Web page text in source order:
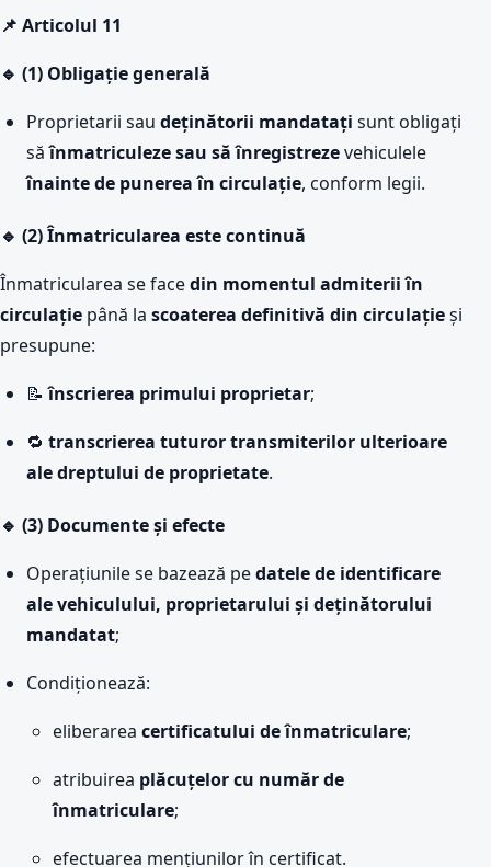
📌 Articolul 11
🔹 (1) Obligație generală
Proprietarii sau deținătorii mandatați sunt obligați
săînmatriculeze sau să înregistrezevehiculele
înainte de punerea în circulație, conform legii.
🔹 (2) Înmatricularea este continuă
Înmatricularea se facedin momentul admiterii în
circulație până la scoaterea definitivă din circulațieși
presupune:
📝înscrierea primului proprietar;
🔁 transcrierea tuturor transmiterilor ulterioare
ale dreptului de proprietate.
🔹 (3) Documente și efecte
Operațiunile se bazează pedatele de identificare
ale vehiculului, proprietarului și deținătorului
mandatat;
Condiționează:
eliberarea certificatului de înmatriculare;
atribuirea plăcuțelor cu număr de
înmatriculare;
efectuarea mențiunilor în certificat.